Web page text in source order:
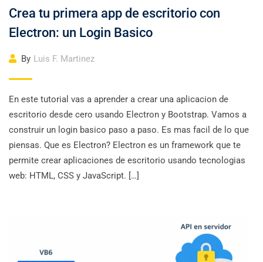
Crea tu primera app de escritorio con
Electron: un Login Basico
By Luis F. Martinez
En este tutorial vas a aprender a crear una aplicacion de
escritorio desde cero usando Electron y Bootstrap. Vamos a
construir un login basico paso a paso. Es mas facil de lo que
piensas. Que es Electron? Electron es un framework que te
permite crear aplicaciones de escritorio usando tecnologias
web: HTML, CSS y JavaScript. […]